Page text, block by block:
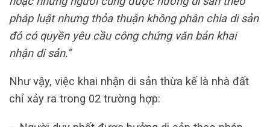
pháp luật nhưng thỏa thuận không phân chia di sản
đó có quyền yêu cầu công chứng văn bản khai
nhận di sản.”
Như vậy, việc khai nhận di sản thừa kế là nhà đất
chỉ xảy ra trong 02 trường hợp: